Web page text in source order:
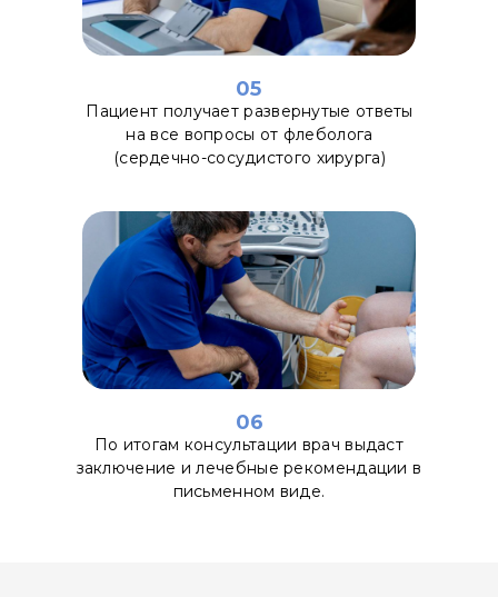
Пациент получает развернутые ответы
на все вопросы от флеболога
(сердечно-сосудистого хирурга)
05
По итогам консультации врач выдаст
заключение и лечебные рекомендации в
письменном виде.
06